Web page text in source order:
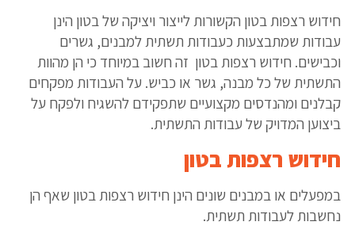
חידוש רצפות בטון הקשורות לייצור ויציקה של בטון הינן
עבודות שמתבצעות כעבודות תשתית למבנים, גשרים
וכבישים. חידוש רצפות בטון זה חשוב במיוחד כי הן מהוות
התשתית של כל מבנה, גשר או כביש. על העבודות מפקחים
קבלנים ומהנדסים מקצועיים שתפקידם להשגיח ולפקח על
ביצוען המדויק של עבודות התשתית.
חידוש רצפות בטון
במפעלים או במבנים שונים הינן חידוש רצפות בטון שאף הן
נחשבות לעבודות תשתית.